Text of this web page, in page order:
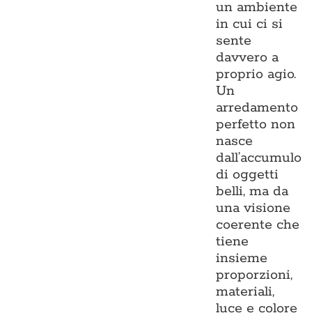
un ambiente
in cui ci si
sente
davvero a
proprio agio.
Un
arredamento
perfetto non
nasce
dall’accumulo
di oggetti
belli, ma da
una visione
coerente che
tiene
insieme
proporzioni,
materiali,
luce e colore